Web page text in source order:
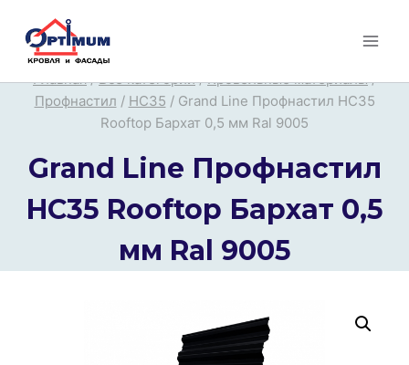
Перейти
Главная / Все категории / Кровельные материалы /
Профнастил / НС35 / Grand Line Профнастил HC35
Rooftop Бархат 0,5 мм Ral 9005
Grand Line Профнастил
HC35 Rooftop Бархат 0,5
мм Ral 9005